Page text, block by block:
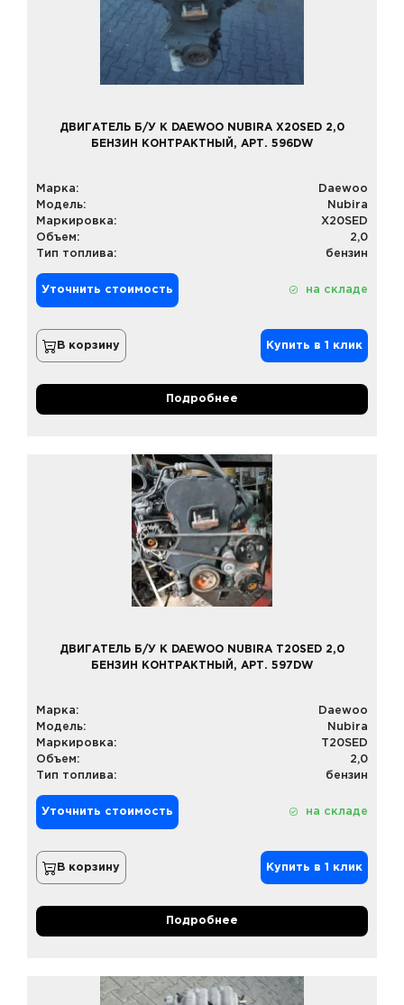
ДВИГАТЕЛЬ Б/У К DAEWOO NUBIRA X20SED 2,0
БЕНЗИН КОНТРАКТНЫЙ, АРТ. 596DW
Марка:
Daewoo
Модель:
Nubira
Маркировка:
X20SED
Объем:
2,0
Тип топлива:
бензин
Уточнить стоимость на складе
В корзину Купить в 1 клик
Подробнее
ДВИГАТЕЛЬ Б/У К DAEWOO NUBIRA T20SED 2,0
БЕНЗИН КОНТРАКТНЫЙ, АРТ. 597DW
Марка:
Daewoo
Модель:
Nubira
Маркировка:
T20SED
Объем:
2,0
Тип топлива:
бензин
Уточнить стоимость на складе
В корзину Купить в 1 клик
Подробнее